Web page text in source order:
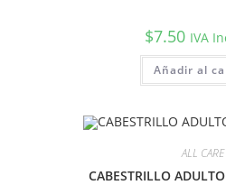
$7.50 IVA
Añadir al
ALL CARE
CABESTRILLO